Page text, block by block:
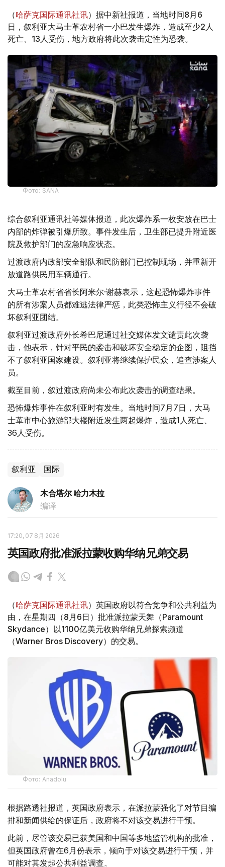
（哈萨克国际通讯社讯）据中新社报道，当地时间8月6
日，叙利亚大马士革农村省一小巴发生爆炸，造成至少2人
死亡、13人受伤，地方政府将此次袭击定性为恐袭。
Фото: SANA
综合叙利亚通讯社等媒体报道，此次爆炸系一枚安放在巴士
内部的炸弹被引爆所致。事件发生后，卫生部已提升附近医
院及救护部门的应急响应状态。
过渡政府内政部安全部队和民防部门已控制现场，并重新开
放道路供民用车辆通行。
大马士革农村省省长阿米尔·谢赫表示，这起恐怖爆炸事件
的所有涉案人员都难逃法律严惩，此类恐怖主义行径不会破
坏叙利亚团结。
叙利亚过渡政府外长希巴尼通过社交媒体发文谴责此次袭
击，他表示，针对平民的袭击和破坏安全稳定的企图，阻挡
不了叙利亚国家建设。叙利亚将继续保护民众，追查涉案人
员。
截至目前，叙过渡政府尚未公布此次袭击的调查结果。
恐怖爆炸事件在叙利亚时有发生。当地时间7月7日，大马
士革市中心旅游部大楼附近发生两起爆炸，造成1人死亡、
36人受伤。
叙利亚 国际
木合塔尔 哈力木拉
编译
17:20, 07 8月 2026
英国政府批准派拉蒙收购华纳兄弟交易
（哈萨克国际通讯社讯）英国政府以符合竞争和公共利益为
由，在星期四（8月6日）批准派拉蒙天舞（Paramount
Skydance）以1100亿美元收购华纳兄弟探索频道
（Warner Bros Discovery）的交易。
Фото: Аnadolu
根据路透社报道，英国政府表示，在派拉蒙强化了对节目编
排和新闻供给的保证后，政府将不对该交易进行干预。
此前，尽管该交易已获美国和中国等多地监管机构的批准，
但英国政府曾在6月份表示，倾向于对该交易进行干预，并
可能对其发起公共利益调查。